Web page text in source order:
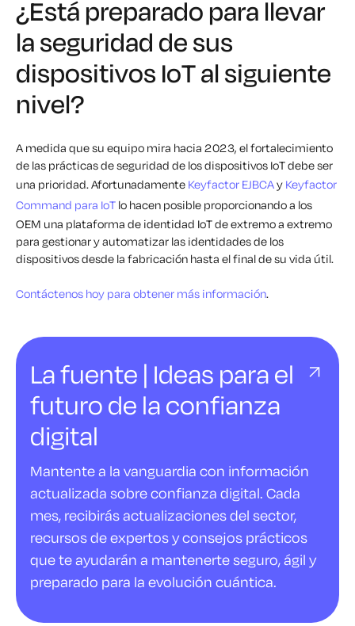
¿Está preparado para llevar
la seguridad de sus
dispositivos IoT al siguiente
nivel?
A medida que su equipo mira hacia 2023, el fortalecimiento
de las prácticas de seguridad de los dispositivos IoT debe ser
una prioridad. Afortunadamente Keyfactor EJBCAy Keyfactor
Command para IoT lo hacen posible proporcionando a los
OEM una plataforma de identidad IoT de extremo a extremo
para gestionar y automatizar las identidades de los
dispositivos desde la fabricación hasta el final de su vida útil.
Contáctenos hoy para obtener más información.
La fuente | Ideas para el
futuro de la confianza
digital
Mantente a la vanguardia con información
actualizada sobre confianza digital. Cada
mes, recibirás actualizaciones del sector,
recursos de expertos y consejos prácticos
que te ayudarán a mantenerte seguro, ágil y
preparado para la evolución cuántica.